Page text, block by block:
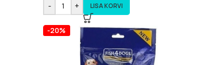
-
+ LISA KORVI
-20%